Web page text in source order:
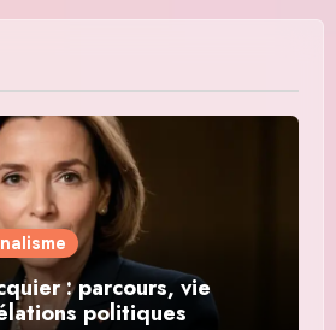
: parcours, vie
politiques